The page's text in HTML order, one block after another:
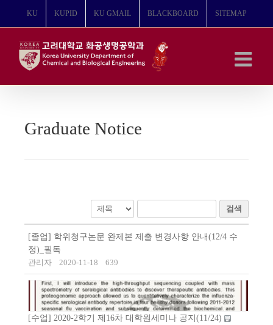
뛰
KU KUPID KU GMAIL BLACKBOARD SITEMAP
Graduate Notice
검색
[졸업] 학위청구논문 완제본 제출 변경사항 안내(12/4 수
정)_필독
관리자
2020-11-18 639
[수업] 2020-2학기 제16차 대학원세미나 공지(11/24)